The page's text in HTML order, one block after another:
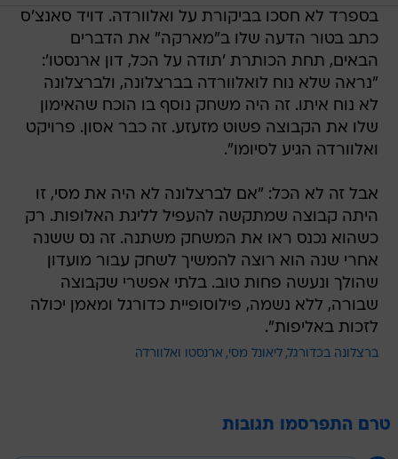
בספרד לא חסכו בביקורת על ואלוורדה. דויד סאנצ'ס
כתב בטור הדעה שלו ב"מארקה" את הדברים
הבאים, תחת הכותרת 'תודה על הכל, דון ארנסטו':
"נראה שלא נוח לואלוורדה בברצלונה, ולברצלונה
לא נוח איתו. זה היה משחק נוסף בו הוכח שהאימון
שלו את הקבוצה פשוט מזעזע. זה כבר אסון. פרויקט
ואלוורדה הגיע לסיומו".
אבל זה לא הכל: "אם לברצלונה לא היה את מסי, זו
היתה קבוצה שמתקשה להעפיל לליגת האלופות. רק
כשהוא נכנס ראו את המשחק משתנה. זה נס ששנה
אחרי שנה הוא רוצה להמשיך לשחק עבור מועדון
שהולך ונעשה פחות טוב. בלתי אפשרי שקבוצה
שבורה, ללא נשמה, פילוסופיית כדורגל ומאמן יכולה
לזכות באליפות".
ברצלונה בכדורגל ליאונל מסי ארנסטו ואלוורדה
טרם התפרסמו תגובות